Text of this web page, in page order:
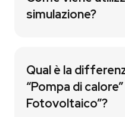
simulazione?
Qual è la
“Pompa di
Fotovoltaico”?